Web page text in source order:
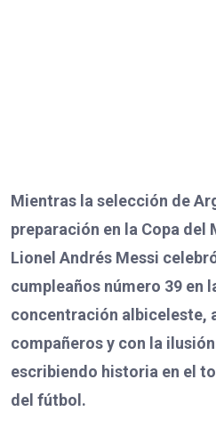
Mientras la selección de
preparación en la Copa del
Lionel Andrés Messi
cumpleaños número 39 en
concentración albiceleste,
compañeros y con la
escribiendo historia en el
del fútbol.